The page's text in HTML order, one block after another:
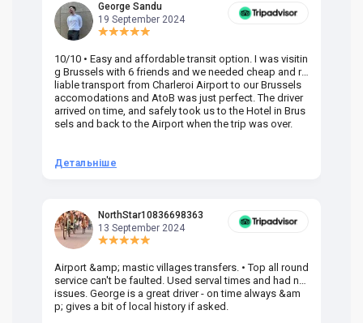
George Sandu
19 September 2024
10/10 • Easy and affordable transit option. I was visitin
g Brussels with 6 friends and we needed cheap and re
liable transport from Charleroi Airport to our Brussels
accomodations and AtoB was just perfect. The driver
arrived on time, and safely took us to the Hotel in Brus
sels and back to the Airport when the trip was over.
Детальніше
NorthStar10836698363
13 September 2024
Airport &amp; mastic villages transfers. • Top all round
service can't be faulted. Used serval times and had no
issues. George is a great driver - on time always &am
p; gives a bit of local history if asked.